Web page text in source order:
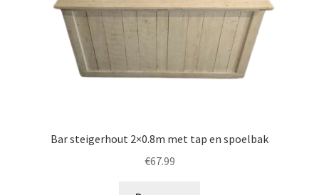
Bar steigerhout 2×0.8m met tap en spoelbak
€67.99